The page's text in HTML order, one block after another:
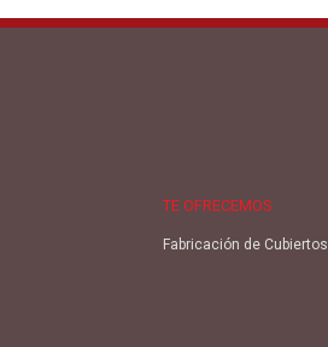
TE OFRECEMOS
Fabricación de Cubiertos